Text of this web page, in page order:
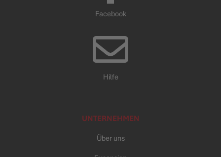
Facebook
Hilfe
UNTERNEHMEN
Über uns